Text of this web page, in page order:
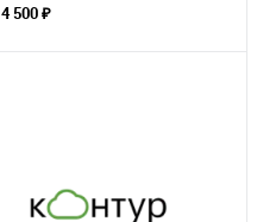
4 500 ₽